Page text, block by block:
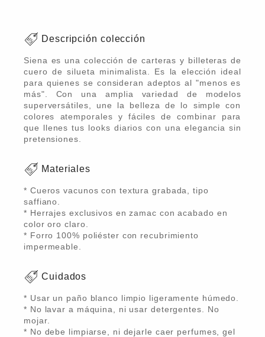
Descripción colección
Siena es una colección de carteras y billeteras de
cuero de silueta minimalista. Es la elección ideal
para quienes se consideran adeptos al "menos es
más". Con una amplia variedad de modelos
superversátiles, une la belleza de lo simple con
colores atemporales y fáciles de combinar para
que llenes tus looks diarios con una elegancia sin
pretensiones.
Materiales
* Cueros vacunos con textura grabada, tipo
saffiano.
* Herrajes exclusivos en zamac con acabado en
color oro claro.
* Forro 100% poliéster con recubrimiento
impermeable.
Cuidados
* Usar un paño blanco limpio ligeramente húmedo.
* No lavar a máquina, ni usar detergentes. No
mojar.
* No debe limpiarse, ni dejarle caer perfumes, gel